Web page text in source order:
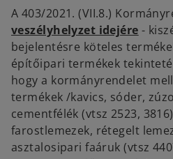
w
t
a
b
w
t
a
b
A 403/2021. (VII.8.)
veszélyhelyzet idejére -
bejelentésre köteles
építőipari termékek
hogy a kormányrendelet
termékek /kavics, sóder,
cementfélék (vtsz 2523,
farostlemezek, rétegelt
asztalosipari faáruk (vtsz